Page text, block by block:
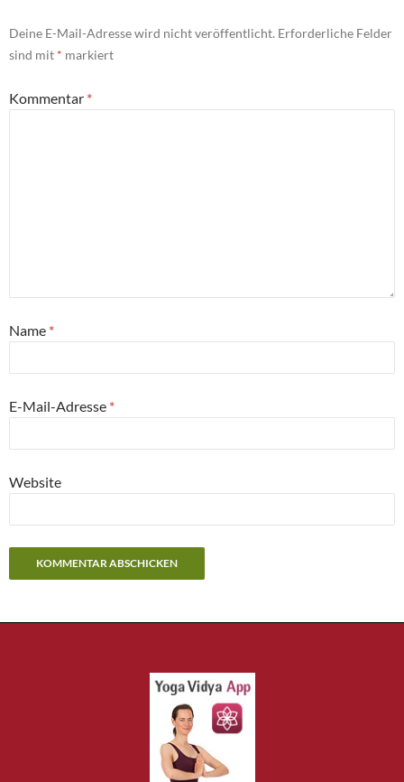
Deine E-Mail-Adresse wird nicht veröffentlicht. Erforderliche Felder
sind mit * markiert
Kommentar *
Name *
E-Mail-Adresse *
Website